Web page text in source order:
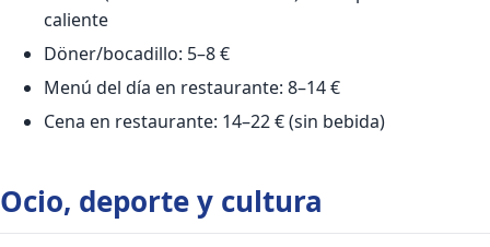
caliente
Döner/bocadillo: 5–8 €
Menú del día en restaurante: 8–14 €
Cena en restaurante: 14–22 € (sin bebida)
Ocio, deporte y cultura